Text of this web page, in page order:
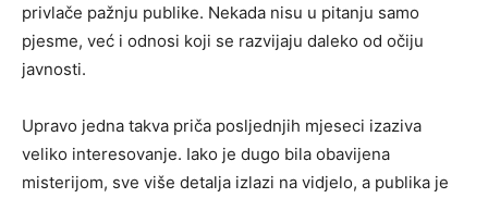
privlače pažnju publike. Nekada nisu u pitanju samo
pjesme, već i odnosi koji se razvijaju daleko od očiju
javnosti.
Upravo jedna takva priča posljednjih mjeseci izaziva
veliko interesovanje. Iako je dugo bila obavijena
misterijom, sve više detalja izlazi na vidjelo, a publika je